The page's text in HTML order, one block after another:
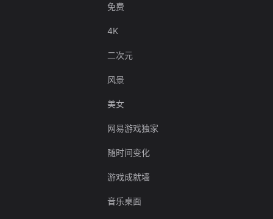
免费
4K
二次元
风景
美女
网易游戏独家
随时间变化
游戏成就墙
音乐桌面